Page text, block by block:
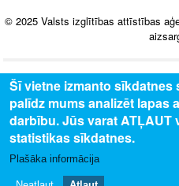
© 2025 Valsts izglītības attīstības
Šī vietne izmanto
palīdz mums analizēt lapas
darbību. Jūs varat ATĻAUT
statistikas sīkdatnes.
Plašāka informācija